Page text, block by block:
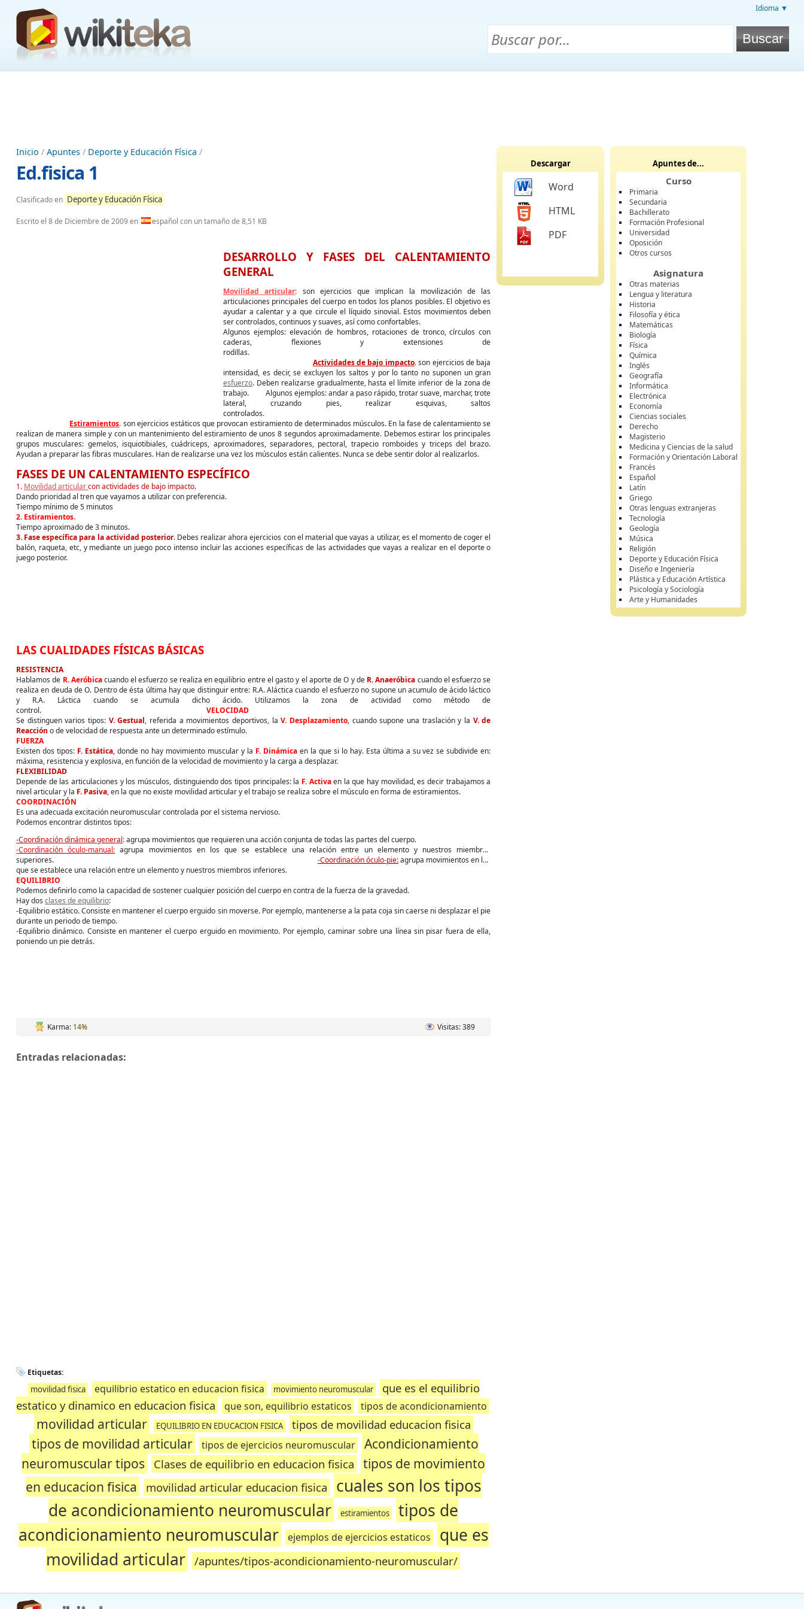
Idioma ▼
Inicio / Apuntes / Deporte y Educación Física /
Ed.fisica 1
Clasificado en Deporte y Educación Física
Escrito el 8 de Diciembre de 2009en español con un tamaño de 8,51 KB
DESARROLLO Y FASES DEL CALENTAMIENTO
GENERAL
Movilidad articular: son ejercicios que implican la movilización de las
articulaciones principales del cuerpo en todos los planos posibles. El objetivo es
ayudar a calentar y a que circule el líquido sinovial. Estos movimientos deben
ser controlados, continuos y suaves, así como confortables.
Algunos ejemplos: elevación de hombros, rotaciones de tronco, círculos con
caderas, flexiones y extensiones de
rodillas.
Actividades de bajo impacto.son ejercicios de baja
intensidad, es decir, se excluyen los saltos y por lo tanto no suponen un gran
esfuerzo. Deben realizarse gradualmente, hasta el límite inferior de la zona de
trabajo. Algunos ejemplos: andar a paso rápido, trotar suave, marchar, trote
lateral, cruzando pies, realizar esquivas, saltos
controlados.
Estiramientos. son ejercicios estáticos que provocan estiramiento de determinados músculos. En la fase de calentamiento se
realizan de manera simple y con un mantenimiento del estiramiento de unos 8 segundos aproximadamente. Debemos estirar los principales
grupos musculares: gemelos, isquiotibiales, cuádriceps, aproximadores, separadores, pectoral, trapecio romboides y triceps del brazo.
Ayudan a preparar las fibras musculares. Han de realizarse una vez los músculos están calientes. Nunca se debe sentir dolor al realizarlos.
FASES DE UN CALENTAMIENTO ESPECÍFICO
1. Movilidad articularcon actividades de bajo impacto.
Dando prioridad al tren que vayamos a utilizar con preferencia.
Tiempo mínimo de 5 minutos
2. Estiramientos.
Tiempo aproximado de 3 minutos.
3. Fase específica para la actividad posterior. Debes realizar ahora ejercicios con el material que vayas a utilizar, es el momento de coger el
balón, raqueta, etc, y mediante un juego poco intenso incluir las acciones específicas de las actividades que vayas a realizar en el deporte o
juego posterior.
LAS CUALIDADES FÍSICAS BÁSICAS
RESISTENCIA
Hablamos de R. Aeróbicacuando el esfuerzo se realiza en equilibrio entre el gasto y el aporte de O y de R. Anaeróbica cuando el esfuerzo se
realiza en deuda de O. Dentro de ésta última hay que distinguir entre: R.A. Aláctica cuando el esfuerzo no supone un acumulo de ácido láctico
y R.A. Láctica cuando se acumula dicho ácido. Utilizamos la zona de actividad como método de
control. VELOCIDAD
Se distinguen varios tipos: V. Gestual, referida a movimientos deportivos, laV. Desplazamiento, cuando supone una traslación y la V. de
Reacción o de velocidad de respuesta ante un determinado estímulo.
FUERZA
Existen dos tipos: F. Estática, donde no hay movimiento muscular y la F. Dinámica en la que si lo hay. Esta última a su vez se subdivide en:
máxima, resistencia y explosiva, en función de la velocidad de movimiento y la carga a desplazar.
FLEXIBILIDAD
Depende de las articulaciones y los músculos, distinguiendo dos tipos principales: la F. Activa en la que hay movilidad, es decir trabajamos a
nivel articular y la F. Pasiva, en la que no existe movilidad articular y el trabajo se realiza sobre el músculo en forma de estiramientos.
COORDINACIÓN
Es una adecuada excitación neuromuscular controlada por el sistema nervioso.
Podemos encontrar distintos tipos:
-Coordinación dinámica general:agrupa movimientos que requieren una acción conjunta de todas las partes del cuerpo.
-Coordinación óculo-manual: agrupa movimientos en los que se establece una relación entre un elemento y nuestros miembros
superiores.
-Coordinación óculo-pie:agrupa movimientos en los
que se establece una relación entre un elemento y nuestros miembros inferiores.
EQUILIBRIO
Podemos definirlo como la capacidad de sostener cualquier posición del cuerpo en contra de la fuerza de la gravedad.
Hay dos clases de equilibrio:
-Equilibrio estático. Consiste en mantener el cuerpo erguido sin moverse. Por ejemplo, mantenerse a la pata coja sin caerse ni desplazar el pie
durante un periodo de tiempo.
-Equilibrio dinámico. Consiste en mantener el cuerpo erguido en movimiento. Por ejemplo, caminar sobre una línea sin pisar fuera de ella,
poniendo un pie detrás.
Karma: 14% Visitas: 389
Entradas relacionadas:
Etiquetas:
movilidad fisica equilibrio estatico en educacion fisica movimiento neuromuscular
que es el equilibrio
estatico y dinamico en educacion fisica
que son, equilibrio estaticos tipos de acondicionamiento
movilidad articular EQUILIBRIO EN EDUCACION FISICA tipos de movilidad educacion fisica
tipos de movilidad articular tipos de ejercicios neuromuscular
Acondicionamiento
neuromuscular tipos
Clases de equilibrio en educacion fisica
tipos de movimiento
en educacion fisica
movilidad articular educacion fisica
cuales son los tipos
de acondicionamiento neuromuscular
estiramientos
tipos de
acondicionamiento neuromuscular
ejemplos de ejercicios estaticos
que es
movilidad articular
/apuntes/tipos-acondicionamiento-neuromuscular/
Descargar
Word
HTML
PDF
Apuntes de...
Curso
Primaria
Secundaria
Bachillerato
Formación Profesional
Universidad
Oposición
Otros cursos
Asignatura
Otras materias
Lengua y literatura
Historia
Filosofía y ética
Matemáticas
Biología
Física
Química
Inglés
Geografía
Informática
Electrónica
Economía
Ciencias sociales
Derecho
Magisterio
Medicina y Ciencias de la salud
Formación y Orientación Laboral
Francés
Español
Latín
Griego
Otras lenguas extranjeras
Tecnología
Geología
Música
Religión
Deporte y Educación Física
Diseño e Ingeniería
Plástica y Educación Artística
Psicología y Sociología
Arte y Humanidades